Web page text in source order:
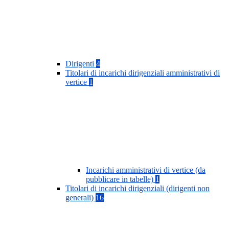
Dirigenti 4
Titolari di incarichi dirigenziali amministrativi di
vertice 1
Incarichi amministrativi di vertice (da
pubblicare in tabelle) 1
Titolari di incarichi dirigenziali (dirigenti non
generali) 16